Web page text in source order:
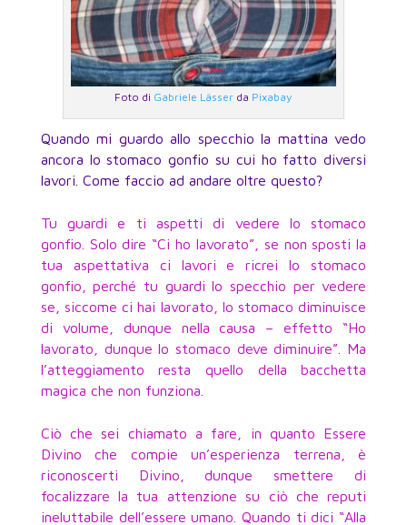
Foto di Gabriele Lässer da Pixabay
Quando mi guardo allo specchio la mattina vedo
ancora lo stomaco gonfio su cui ho fatto diversi
lavori. Come faccio ad andare oltre questo?
Tu guardi e ti aspetti di vedere lo stomaco
gonfio. Solo dire “Ci ho lavorato”, se non sposti la
tua aspettativa ci lavori e ricrei lo stomaco
gonfio, perché tu guardi lo specchio per vedere
se, siccome ci hai lavorato, lo stomaco diminuisce
di volume, dunque nella causa – effetto “Ho
lavorato, dunque lo stomaco deve diminuire”. Ma
l’atteggiamento resta quello della bacchetta
magica che non funziona.
Ciò che sei chiamato a fare, in quanto Essere
Divino che compie un’esperienza terrena, è
riconoscerti Divino, dunque smettere di
focalizzare la tua attenzione su ciò che reputi
ineluttabile dell’essere umano. Quando ti dici “Alla